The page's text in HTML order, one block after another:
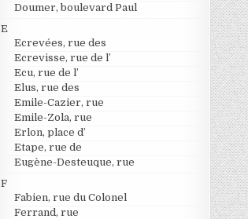
Doumer, boulevard Paul
E
Ecrevées, rue des
Ecrevisse, rue de l’
Ecu, rue de l’
Elus, rue des
Emile-Cazier, rue
Emile-Zola, rue
Erlon, place d’
Etape, rue de
Eugène-Desteuque, rue
F
Fabien, rue du Colonel
Ferrand, rue